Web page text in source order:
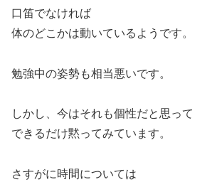
口笛でなければ
体のどこかは動いているようです。
勉強中の姿勢も相当悪いです。
しかし、今はそれも個性だと思って
できるだけ黙ってみています。
さすがに時間については